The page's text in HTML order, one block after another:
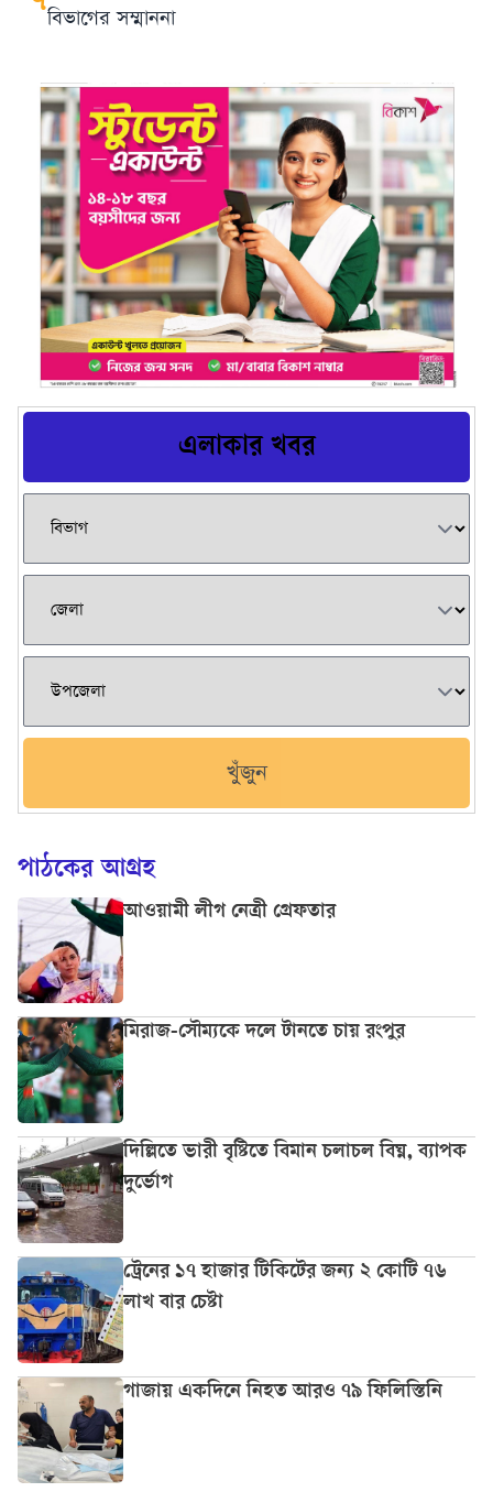
বিভাগের সম্মাননা
এলাকার খবর
খুঁজুন
পাঠকের আগ্রহ
আওয়ামী লীগ নেত্রী গ্রেফতার
মিরাজ-সৌম্যকে দলে টানতে চায় রংপুর
দিল্লিতে ভারী বৃষ্টিতে বিমান চলাচল বিঘ্ন, ব্যাপক
দুর্ভোগ
ট্রেনের ১৭ হাজার টিকিটের জন্য ২ কোটি ৭৬
লাখ বার চেষ্টা
গাজায় একদিনে নিহত আরও ৭৯ ফিলিস্তিনি